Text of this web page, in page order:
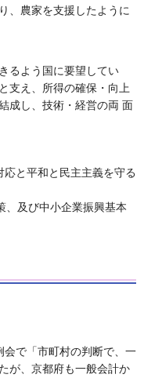
、農家を支援したように
るよう国に要望してい
支え、所得の確保・向上
成し、技術・経営の両 面
と平和と民主主義を守る
、及び中小企業振興基本
で「市町村の判断で、一
が、京都府も一般会計か